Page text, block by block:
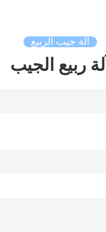
آلة جيب الربيع
آلة ربيع الجيب